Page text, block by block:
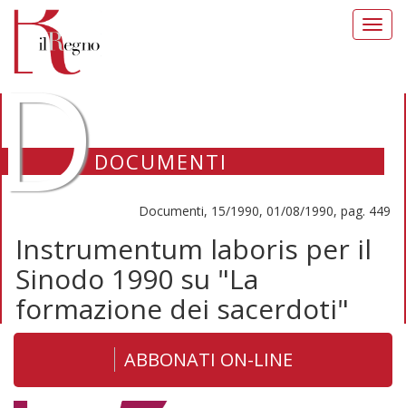
DOCUMENTI
Documenti, 15/1990, 01/08/1990, pag. 449
Instrumentum laboris per il
Sinodo 1990 su "La
formazione dei sacerdoti"
ABBONATI ON-LINE